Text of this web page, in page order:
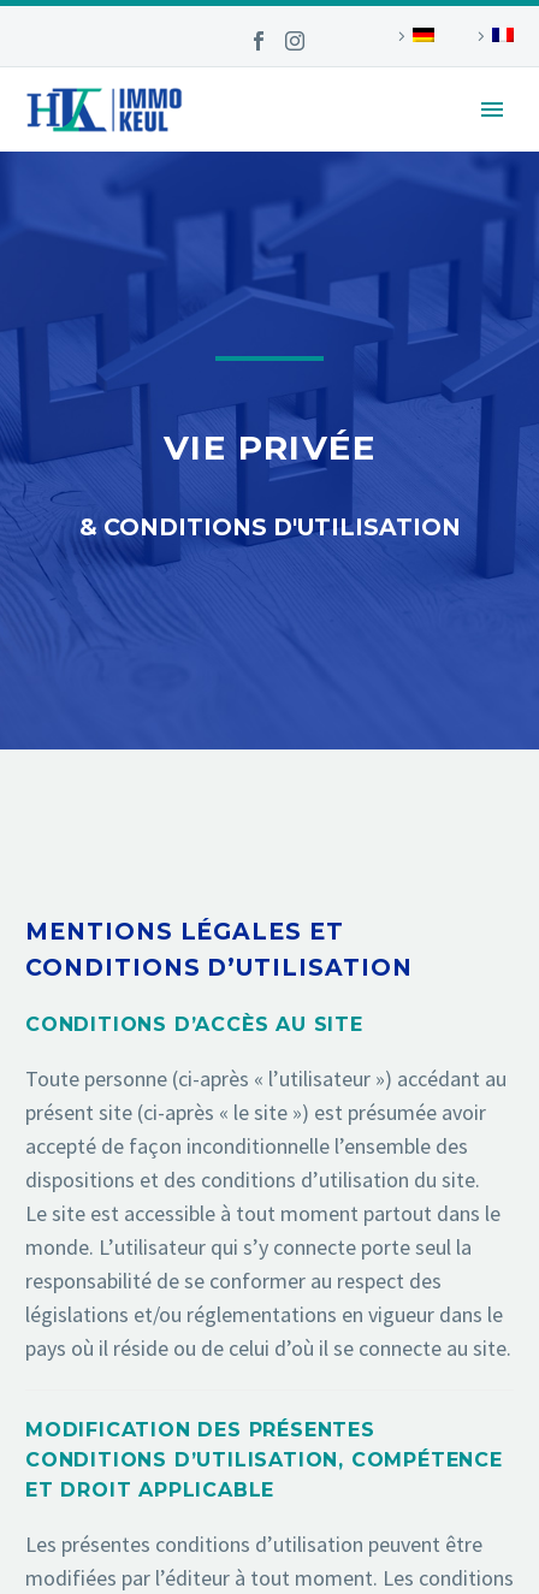
VIE PRIVÉE
& CONDITIONS D'UTILISATION
MENTIONS LÉGALES ET
CONDITIONS D’UTILISATION
CONDITIONS D’ACCÈS AU SITE
Toute personne (ci-après « l’utilisateur ») accédant au
présent site (ci-après « le site ») est présumée avoir
accepté de façon inconditionnelle l’ensemble des
dispositions et des conditions d’utilisation du site.
Le site est accessible à tout moment partout dans le
monde. L’utilisateur qui s’y connecte porte seul la
responsabilité de se conformer au respect des
législations et/ou réglementations en vigueur dans le
pays où il réside ou de celui d’où il se connecte au site.
MODIFICATION DES PRÉSENTES
CONDITIONS D’UTILISATION, COMPÉTENCE
ET DROIT APPLICABLE
Les présentes conditions d’utilisation peuvent être
modifiées par l’éditeur à tout moment. Les conditions